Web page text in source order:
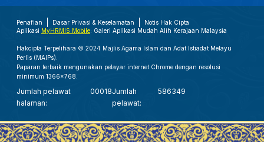
Penafian Dasar Privasi & Keselamatan
Notis Hak Cipta
Aplikasi MyHRMIS Mobile: Galeri Aplikasi Mudah Alih Kerajaan Malaysia
Hakcipta Terpelihara © 2024 Majlis Agama Islam dan Adat Istiadat Melayu
Perlis (MAIPs).
Paparan terbaik mengunakan pelayar internet Chrome dengan resolusi
minimum 1366x768.
Jumlah pelawat
halaman:
00018Jumlah
pelawat:
586349